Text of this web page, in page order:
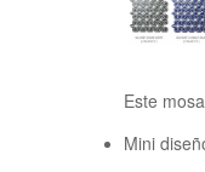
Este
Mini